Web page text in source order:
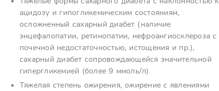
ацидозу и гипогликемическим состояниям,
осложненный сахарный диабет (наличие
энцефалопатии, ретинопатии, нефроангиосклероза с
почечной недостаточностью, истощения и пр.),
сахарный диабет сопровождающейся значительной
гипергликемией (более 9 ммоль/л)
Тяжелая степень ожирения, ожирение с явлениями